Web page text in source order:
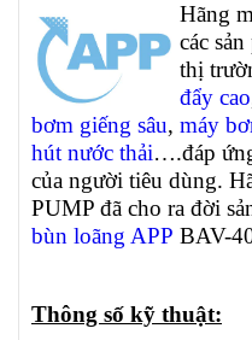
Hãng
các
thị
đẩy cao
bơm giếng sâu, máy
hút nước thải….đáp
của người tiêu dùng.
PUMP đã cho ra đời
bùn loãng APP BAV-
Thông số kỹ thuật: